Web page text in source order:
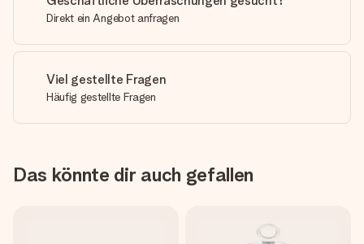
Direkt ein Angebot anfragen
Viel gestellte Fragen
Häufig gestellte Fragen
Das könnte dir auch gefallen